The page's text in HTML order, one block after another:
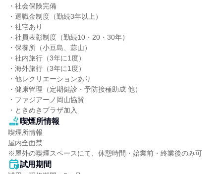
・社会保険完備
・退職金制度（勤続3年以上）
・社宅あり
・社員表彰制度（勤続10・20・30年）
・保養所（小豆島、蒜山）
・社内旅行（3年に1度）
・海外旅行（3年に1度）
・他レクリエーションあり
・健康管理（定期健診・予防接種助成 他）
・ファジアーノ岡山協賛
・ときめきプラザ加入
喫煙所情報
喫煙所情報
屋内全面禁
※屋外の喫煙スペースにて、休憩時間・始業前・終業後のみ可
試用期間